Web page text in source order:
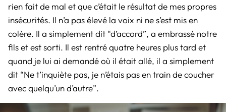
rien fait de mal et que c’était le résultat de mes propres
insécurités. Il n’a pas élevé la voix ni ne s’est mis en
colère. Il a simplement dit “d’accord”, a embrassé notre
fils et est sorti. Il est rentré quatre heures plus tard et
quand je lui ai demandé où il était allé, il a simplement
dit “Ne t’inquiète pas, je n’étais pas en train de coucher
avec quelqu’un d’autre”.